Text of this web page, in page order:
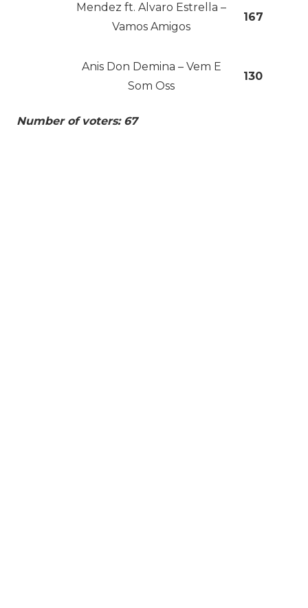
Mendez ft. Alvaro Estrella –
Vamos Amigos
167
Anis Don Demina – Vem E
Som Oss
130
Number of voters: 67